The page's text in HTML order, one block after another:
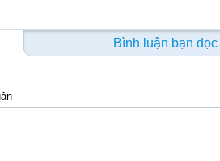
Bình luận bạn đọc